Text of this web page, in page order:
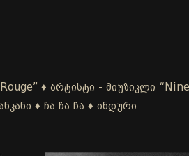
♦ არტისტი - მიუზიკლი
♦ ჩა ჩა ჩა ♦ ინდური